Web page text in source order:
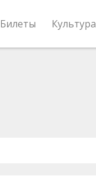
Билеты Культура